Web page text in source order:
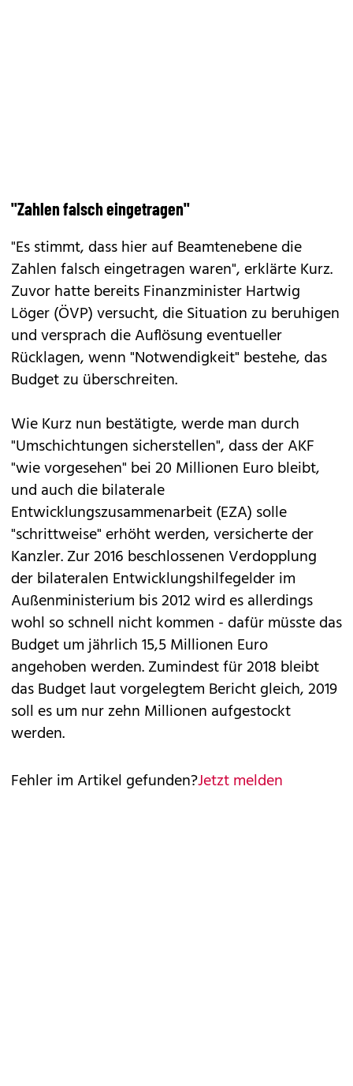
"Zahlen falsch eingetragen"
"Es stimmt, dass hier auf Beamtenebene die
Zahlen falsch eingetragen waren", erklärte Kurz.
Zuvor hatte bereits Finanzminister Hartwig
Löger (ÖVP) versucht, die Situation zu beruhigen
und versprach die Auflösung eventueller
Rücklagen, wenn "Notwendigkeit" bestehe, das
Budget zu überschreiten.
Wie Kurz nun bestätigte, werde man durch
"Umschichtungen sicherstellen", dass der AKF
"wie vorgesehen" bei 20 Millionen Euro bleibt,
und auch die bilaterale
Entwicklungszusammenarbeit (EZA) solle
"schrittweise" erhöht werden, versicherte der
Kanzler. Zur 2016 beschlossenen Verdopplung
der bilateralen Entwicklungshilfegelder im
Außenministerium bis 2012 wird es allerdings
wohl so schnell nicht kommen - dafür müsste das
Budget um jährlich 15,5 Millionen Euro
angehoben werden. Zumindest für 2018 bleibt
das Budget laut vorgelegtem Bericht gleich, 2019
soll es um nur zehn Millionen aufgestockt
werden.
Fehler im Artikel gefunden?Jetzt melden